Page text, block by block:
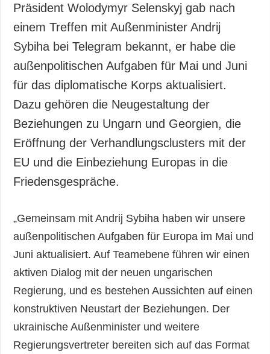
Präsident Wolodymyr Selenskyj gab nach
einem Treffen mit Außenminister Andrij
Sybiha bei Telegram bekannt, er habe die
außenpolitischen Aufgaben für Mai und Juni
für das diplomatische Korps aktualisiert.
Dazu gehören die Neugestaltung der
Beziehungen zu Ungarn und Georgien, die
Eröffnung der Verhandlungsclusters mit der
EU und die Einbeziehung Europas in die
Friedensgespräche.
„Gemeinsam mit Andrij Sybiha haben wir unsere
außenpolitischen Aufgaben für Europa im Mai und
Juni aktualisiert. Auf Teamebene führen wir einen
aktiven Dialog mit der neuen ungarischen
Regierung, und es bestehen Aussichten auf einen
konstruktiven Neustart der Beziehungen. Der
ukrainische Außenminister und weitere
Regierungsvertreter bereiten sich auf das Format